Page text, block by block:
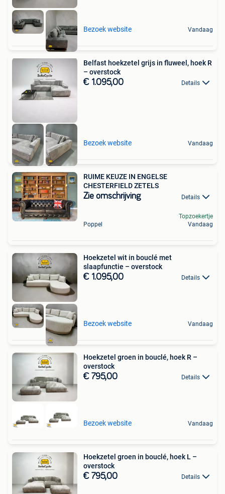
Bezoek website Vandaag
Belfast hoekzetel grijs in fluweel, hoek R
– overstock
€ 1.095,00 Details
Bezoek website Vandaag
RUIME KEUZE IN ENGELSE
CHESTERFIELD ZETELS
Zie omschrijving Details
Poppel
Topzoekertje
Vandaag
Hoekzetel wit in bouclé met
slaapfunctie – overstock
€ 1.095,00 Details
Bezoek website Vandaag
Hoekzetel groen in bouclé, hoek R –
overstock
€ 795,00 Details
Bezoek website Vandaag
Hoekzetel groen in bouclé, hoek L –
overstock
€ 795,00 Details